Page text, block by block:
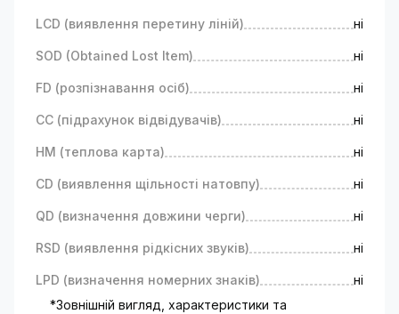
LCD (виявлення перетину ліній) ні
SOD (Obtained Lost Item) ні
FD (розпізнавання осіб) ні
CC (підрахунок відвідувачів) ні
HM (теплова карта) ні
CD (виявлення щільності натовпу) ні
QD (визначення довжини черги) ні
RSD (виявлення рідкісних звуків) ні
LPD (визначення номерних знаків)
ні
*Зовнішній вигляд, характеристики та